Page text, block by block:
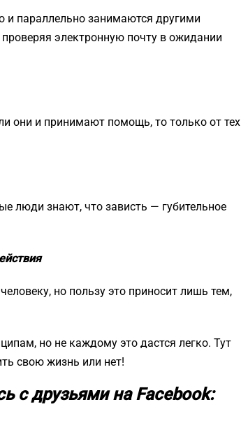
и параллельно занимаются другими
электронную почту в ожидании
они и принимают помощь, то только от тех
люди знают, что зависть — губительное
но пользу это приносит лишь тем,
но не каждому это дастся легко. Тут
свою жизнь или нет!
с друзьями на Facebook: